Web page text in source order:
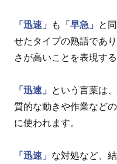
「迅速」 も 「早急」
と
せたタイプの熟語であ
さが高いことを表現する
「迅速」
という言葉は
質的な動きや作業など
に使われます。
「迅速」 な対処など、